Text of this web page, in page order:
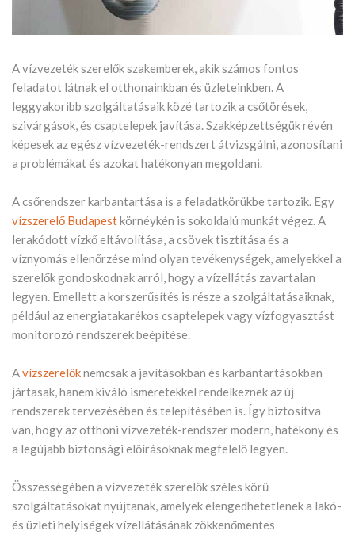
A vízvezeték szerelők szakemberek, akik számos fontos
feladatot látnak el otthonainkban és üzleteinkben. A
leggyakoribb szolgáltatásaik közé tartozik a csőtörések,
szivárgások, és csaptelepek javítása. Szakképzettségük révén
képesek az egész vízvezeték-rendszert átvizsgálni, azonosítani
a problémákat és azokat hatékonyan megoldani.
A csőrendszer karbantartása is a feladatkörükbe tartozik. Egy
vízszerelő Budapestkörnéykén is sokoldalú munkát végez. A
lerakódott vízkő eltávolítása, a csövek tisztítása és a
víznyomás ellenőrzése mind olyan tevékenységek, amelyekkel a
szerelők gondoskodnak arról, hogy a vízellátás zavartalan
legyen. Emellett a korszerűsítés is része a szolgáltatásaiknak,
például az energiatakarékos csaptelepek vagy vízfogyasztást
monitorozó rendszerek beépítése.
Avízszerelőknemcsak a javításokban és karbantartásokban
jártasak, hanem kiváló ismeretekkel rendelkeznek az új
rendszerek tervezésében és telepítésében is. Így biztosítva
van, hogy az otthoni vízvezeték-rendszer modern, hatékony és
a legújabb biztonsági előírásoknak megfelelő legyen.
Összességében a vízvezeték szerelők széles körű
szolgáltatásokat nyújtanak, amelyek elengedhetetlenek a lakó-
és üzleti helyiségek vízellátásának zökkenőmentes